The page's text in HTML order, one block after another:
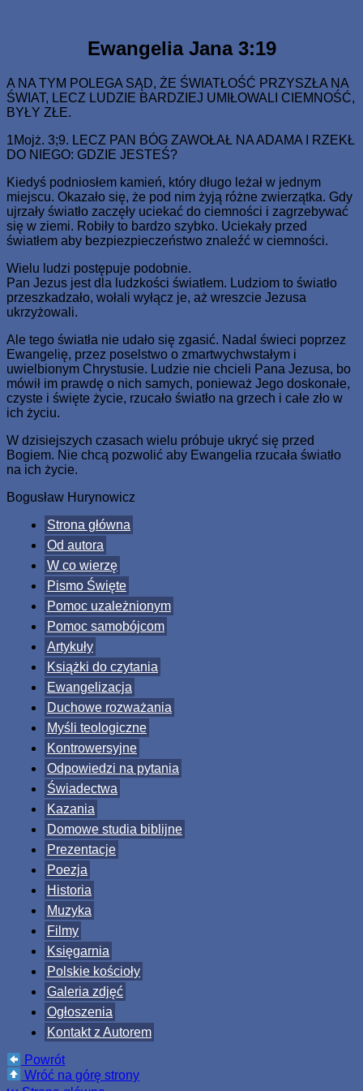
swego Jednorodzonego dał, aby każdy, kto weń wierzy, nie
zginął, ale miał żywot wieczny.
Ewangelia Jana 3:19
A NA TYM POLEGA SĄD, ŻE ŚWIATŁOŚĆ PRZYSZŁA NA
ŚWIAT, LECZ LUDZIE BARDZIEJ UMIŁOWALI CIEMNOŚĆ,
BYŁY ZŁE.
1Mojż. 3;9. LECZ PAN BÓG ZAWOŁAŁ NA ADAMA I RZEKŁ
DO NIEGO: GDZIE JESTEŚ?
Kiedyś podniosłem kamień, który długo leżał w jednym
miejscu. Okazało się, że pod nim żyją różne zwierzątka. Gdy
ujrzały światło zaczęły uciekać do ciemności i zagrzebywać
się w ziemi. Robiły to bardzo szybko. Uciekały przed
światłem aby bezpiezpieczeństwo znaleźć w ciemności.
Wielu ludzi postępuje podobnie.
Pan Jezus jest dla ludzkości światłem. Ludziom to światło
przeszkadzało, wołali wyłącz je, aż wreszcie Jezusa
ukrzyżowali.
Ale tego światła nie udało się zgasić. Nadal świeci poprzez
Ewangelię, przez poselstwo o zmartwychwstałym i
uwielbionym Chrystusie. Ludzie nie chcieli Pana Jezusa, bo
mówił im prawdę o nich samych, ponieważ Jego doskonałe,
czyste i święte życie, rzucało światło na grzech i całe zło w
ich życiu.
W dzisiejszych czasach wielu próbuje ukryć się przed
Bogiem. Nie chcą pozwolić aby Ewangelia rzucała światło
na ich życie.
Bogusław Hurynowicz
Strona główna
Od autora
W co wierzę
Pismo Święte
Pomoc uzależnionym
Pomoc samobójcom
Artykuły
Książki do czytania
Ewangelizacja
Duchowe rozważania
Myśli teologiczne
Kontrowersyjne
Odpowiedzi na pytania
Świadectwa
Kazania
Domowe studia biblijne
Prezentacje
Poezja
Historia
Muzyka
Filmy
Księgarnia
Polskie kościoły
Galeria zdjęć
Ogłoszenia
Kontakt z Autorem
Powrót
Wróć na górę strony